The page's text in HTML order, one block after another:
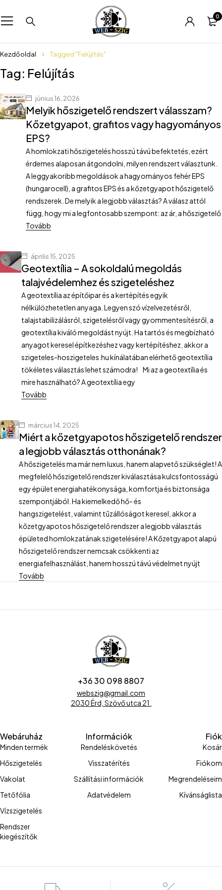
0
Kezdőoldal Tagged "Felújítás"
Tag: Felújítás
június 16, 2026
Melyik hőszigetelő rendszert válasszam?
Kőzetgyapot, grafitos vagy hagyományos
EPS?
A homlokzati hőszigetelés hosszú távú befektetés, ezért
érdemes alaposan átgondolni, milyen rendszert választunk.
A leggyakoribb megoldások a hagyományos fehér EPS
(hungarocell), a grafitos EPS és a kőzetgyapot hőszigetelő
rendszerek. De melyik a legjobb választás? A válasz attól
függ, hogy mi a legfontosabb szempont: az ár, a hőszigetelő
Tovább
április 15, 2025
Geotextília – A sokoldalú megoldás
talajvédelemhez és szigeteléshez
A geotextília az építőipar és a kertépítés egyik
nélkülözhetetlen anyaga. Legyen szó vízelvezetésről,
talajstabilizálásról, szigetelésről vagy gyommentesítésről, a
geotextília kiváló megoldást nyújt. Ha tartós és megbízható
anyagot keresel építkezéshez vagy kertépítéshez, akkor a
szigeteles-hoszigeteles.hu kínálatában elérhető geotextília
tökéletes választás lehet számodra! Mi az a geotextília és
mire használható? A geotextília egy
Tovább
március 14, 2025
Miért a kőzetgyapotos hőszigetelő rendszer
a legjobb választás otthonának?
A hőszigetelés ma már nem luxus, hanem alapvető szükséglet! A
megfelelő hőszigetelő rendszer kiválasztása kulcsfontosságú
egy épület energiahatékonysága, komfortja és biztonsága
szempontjából. Ha kiemelkedő hő- és
hangszigetelést, valamint tűzállóságot keresel, akkor a
kőzetgyapotos hőszigetelő rendszer a legjobb választás
épületed homlokzatának szigetelésére! A Kőzetgyapot alapú
hőszigetelő rendszer nemcsak csökkenti az
energiafelhasználást, hanem hosszú távú védelmet nyújt
Tovább
+36 30 098 8807
webszig@gmail.com
2030 Érd, Szövő utca 21.
Webáruház
Minden termék
Hőszigetelés
Vakolat
Tetőfólia
Vízszigetelés
Rendszer
kiegészítők
Információk
Rendeléskövetés
Visszatérítés
Szállítási információk
Adatvédelem
Fiók
Kosár
Fiókom
Megrendeléseim
Kívánságlista